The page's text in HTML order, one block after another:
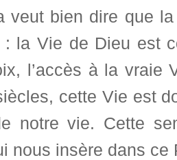
veut bien dire que
: la Vie de Dieu est
l’accès à la vraie
cette Vie est
notre vie. Cette
nous insère dans ce